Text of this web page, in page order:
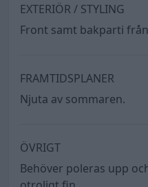
EXTERIÖR / STYLING
Front samt bakparti
FRAMTIDSPLANER
Njuta av sommaren.
ÖVRIGT
Behöver poleras upp